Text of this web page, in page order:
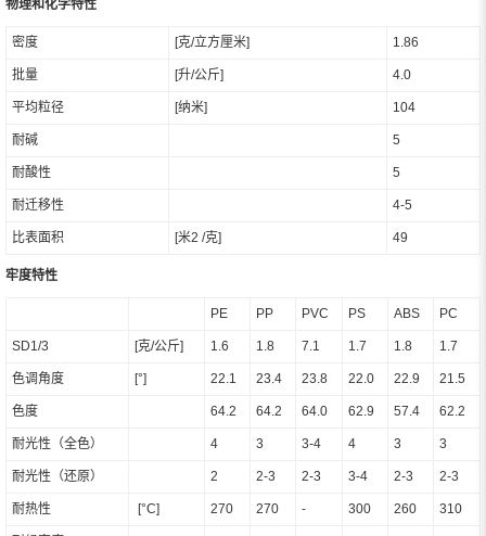
物理和化学特性
密度 [克/立方厘米] 1.86
批量 [升/公斤] 4.0
平均粒径 [纳米] 104
耐碱 5
耐酸性 5
耐迁移性 4-5
比表面积 [米2 /克] 49
牢度特性
PE PP PVC PS ABS PC
SD1/3 [克/公斤] 1.6 1.8 7.1 1.7 1.8 1.7
色调角度 [°] 22.1 23.4 23.8 22.0 22.9 21.5
色度 64.2 64.2 64.0 62.9 57.4 62.2
耐光性（全色） 4 3 3-4 4 3 3
耐光性（还原） 2 2-3 2-3 3-4 2-3 2-3
耐热性 [°C] 270 270 - 300 260 310